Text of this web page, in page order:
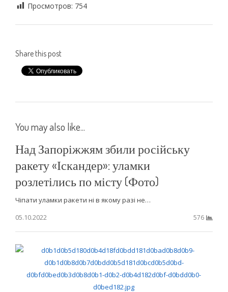
Просмотров: 754
Share this post
You may also like...
Над Запоріжжям збили російську
ракету «Іскандер»: уламки
розлетілись по місту (Фото)
Чіпати уламки ракети ні в якому разі не…
05.10.2022
576